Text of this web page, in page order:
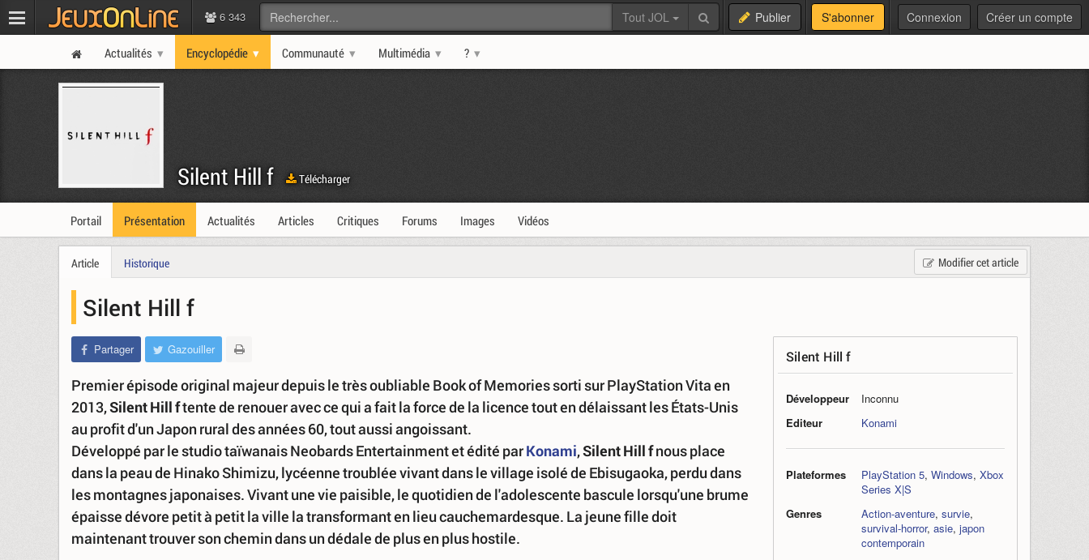
6 343 Tout JOL Publier S'abonner Connexion Créer un compte
Actualités Encyclopédie Communauté Multimédia ?
Silent Hill f Télécharger
Portail Présentation Actualités Articles Critiques Forums Images Vidéos
Modifier cet article
Article Historique
Silent Hill f
Silent Hill f
Développeur
Inconnu
Editeur
Konami
Plateformes PlayStation 5, Windows, Xbox
Series X|S
Genres
Action-aventure, survie,
survival-horror, asie, japon
contemporain
Partager Gazouiller
Premier épisode original majeur depuis le très oubliable Book of Memories sorti sur PlayStation Vita en
2013,Silent Hill ftente de renouer avec ce qui a fait la force de la licence tout en délaissant les États-Unis
au profit d'un Japon rural des années 60, tout aussi angoissant.
Développé par le studio taïwanais Neobards Entertainment et édité parKonami,Silent Hill fnous place
dans la peau de Hinako Shimizu, lycéenne troublée vivant dans le village isolé de Ebisugaoka, perdu dans
les montagnes japonaises. Vivant une vie paisible, le quotidien de l'adolescente bascule lorsqu'une brume
épaisse dévore petit à petit la ville la transformant en lieu cauchemardesque. La jeune fille doit
maintenant trouver son chemin dans un dédale de plus en plus hostile.